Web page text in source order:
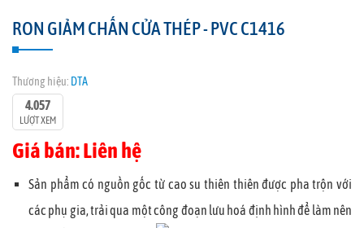
RON GIẢM CHẤN CỬA THÉP - PVC C1416
Thương hiệu: DTA
4.057
LƯỢT XEM
Giá bán: Liên hệ
Sản phẩm có nguồn gốc từ cao su thiên thiên được pha trộn với
các phụ gia, trải qua một công đoạn lưu hoá định hình để làm nên